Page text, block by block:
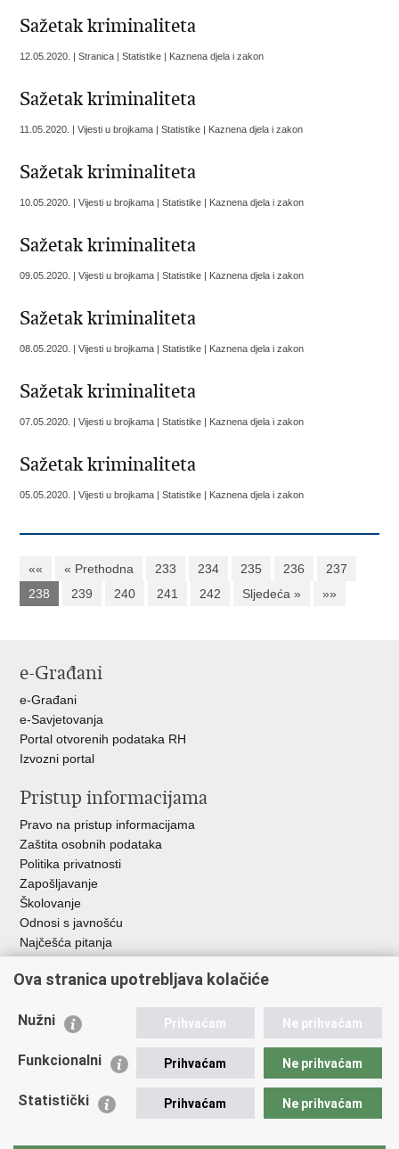
Sažetak kriminaliteta
12.05.2020. | Stranica | Statistike | Kaznena djela i zakon
Sažetak kriminaliteta
11.05.2020. | Vijesti u brojkama | Statistike | Kaznena djela i zakon
Sažetak kriminaliteta
10.05.2020. | Vijesti u brojkama | Statistike | Kaznena djela i zakon
Sažetak kriminaliteta
09.05.2020. | Vijesti u brojkama | Statistike | Kaznena djela i zakon
Sažetak kriminaliteta
08.05.2020. | Vijesti u brojkama | Statistike | Kaznena djela i zakon
Sažetak kriminaliteta
07.05.2020. | Vijesti u brojkama | Statistike | Kaznena djela i zakon
Sažetak kriminaliteta
05.05.2020. | Vijesti u brojkama | Statistike | Kaznena djela i zakon
«« « Prethodna 233 234 235 236
237
238
239 240 241 242 Sljedeća » »»
e-Građani
e-Građani
e-Savjetovanja
Portal otvorenih podataka RH
Izvozni portal
Pristup informacijama
Pravo na pristup informacijama
Zaštita osobnih podataka
Politika privatnosti
Zapošljavanje
Školovanje
Odnosi s javnošću
Najčešća pitanja
Važne poveznice
EMN Nacionalna kontaktna točka za Republiku Hrvatsku
Policijska akademija
Zaklada policijske solidarnosti
Sindikati
Ova stranica upotrebljava kolačiće
Nužni Prihvaćam Ne prihvaćam
Funkcionalni Prihvaćam Ne prihvaćam
Statistički Prihvaćam Ne prihvaćam